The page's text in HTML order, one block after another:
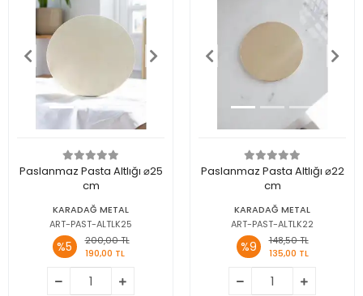
Paslanmaz Pasta Altlığı ⌀25
cm
KARADAĞ METAL
ART-PAST-ALTLK25
%5
200,00 TL
190,00 TL
Paslanmaz Pasta Altlığı ⌀22
cm
KARADAĞ METAL
ART-PAST-ALTLK22
%9
148,50 TL
135,00 TL